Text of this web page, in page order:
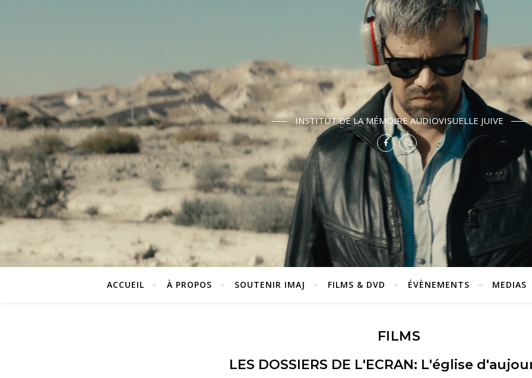
INSTITUT DE LA MÉMOIRE AUDIOVISUELLE JUIVE
ACCUEIL À PROPOS SOUTENIR IMAJ FILMS & DVD ÉVÈNEMENTS MEDIAS
FILMS
LES DOSSIERS DE L'ECRAN: L'église